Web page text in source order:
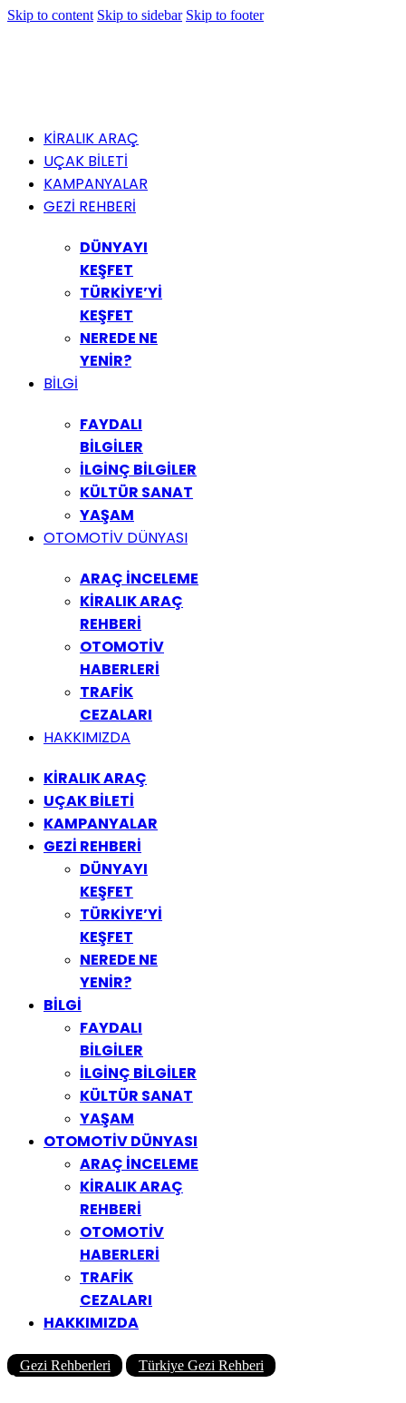
Skip to content Skip to sidebar Skip to footer
KİRALIK ARAÇ
UÇAK BİLETİ
KAMPANYALAR
GEZİ REHBERİ
DÜNYAYI
KEŞFET
TÜRKİYE’Yİ
KEŞFET
NEREDE NE
YENİR?
BİLGİ
FAYDALI
BİLGİLER
İLGİNÇ BİLGİLER
KÜLTÜR SANAT
YAŞAM
OTOMOTİV DÜNYASI
ARAÇ İNCELEME
KİRALIK ARAÇ
REHBERİ
OTOMOTİV
HABERLERİ
TRAFİK
CEZALARI
HAKKIMIZDA
KİRALIK ARAÇ
UÇAK BİLETİ
KAMPANYALAR
GEZİ REHBERİ
DÜNYAYI
KEŞFET
TÜRKİYE’Yİ
KEŞFET
NEREDE NE
YENİR?
BİLGİ
FAYDALI
BİLGİLER
İLGİNÇ BİLGİLER
KÜLTÜR SANAT
YAŞAM
OTOMOTİV DÜNYASI
ARAÇ İNCELEME
KİRALIK ARAÇ
REHBERİ
OTOMOTİV
HABERLERİ
TRAFİK
CEZALARI
HAKKIMIZDA
Gezi Rehberleri Türkiye Gezi Rehberi